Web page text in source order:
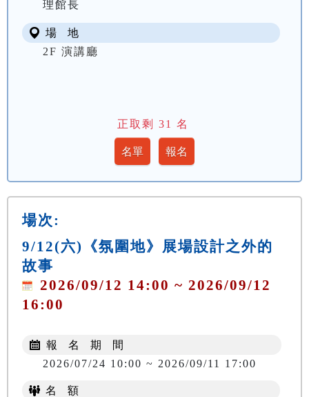
理館長
場 地
2F 演講廳
正取剩 31 名
場次:
9/12(六)《氛圍地》展場設計之外的
故事
2026/09/12 14:00 ~ 2026/09/12
16:00
報 名 期 間
2026/07/24 10:00 ~ 2026/09/11 17:00
名 額